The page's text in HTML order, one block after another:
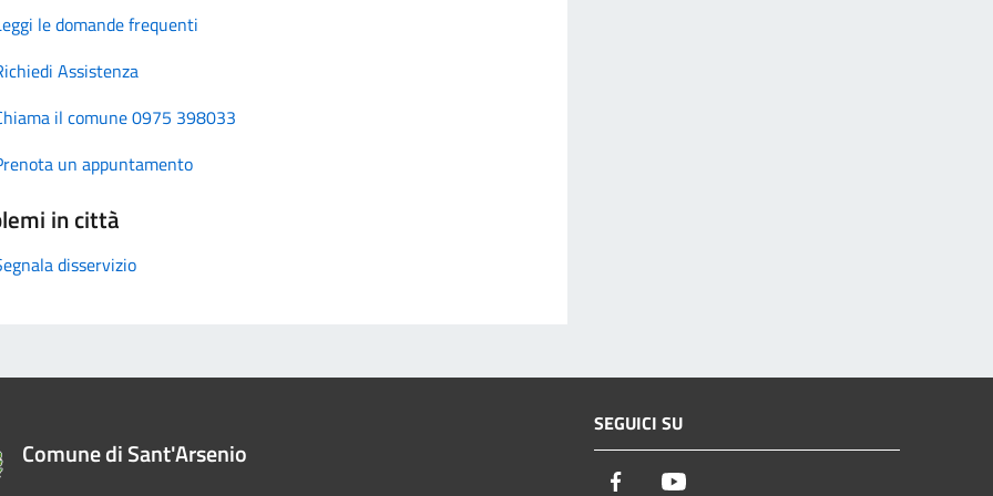
le domande frequenti
Assistenza
il comune 0975 398033
un appuntamento
in città
disservizio
Comune di Sant'Arsenio
SEGUICI SU
Facebook